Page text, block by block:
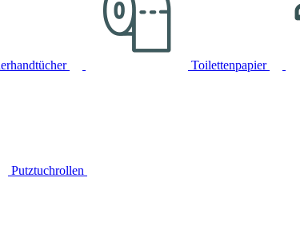
Toilettenpapier
Putztuchrollen